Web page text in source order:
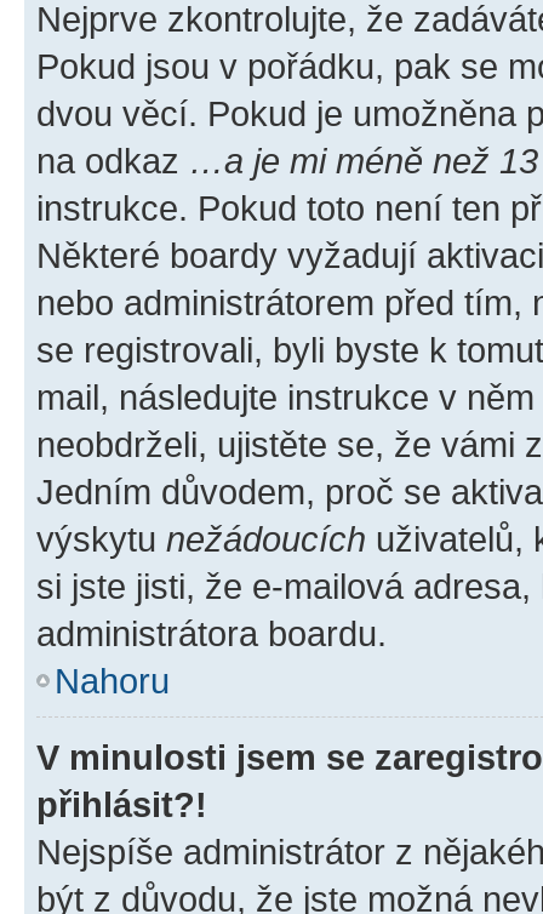
Nejprve zkontrolujte, že
Pokud jsou v pořádku, pak se
dvou věcí. Pokud je umožněna
na odkaz …a je mi méně než
instrukce. Pokud toto není ten
Některé boardy vyžadují
nebo administrátorem před tím,
se registrovali, byli byste k
mail, následujte instrukce v
neobdrželi, ujistěte se, že vámi
Jedním důvodem, proč se
výskytu nežádoucích uživatelů,
si jste jisti, že e-mailová
administrátora boardu.
Nahoru
V minulosti jsem se
přihlásit?!
Nejspíše administrátor z
být z důvodu, že jste možná